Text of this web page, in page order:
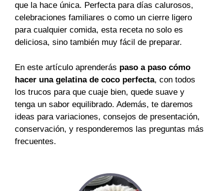
que la hace única. Perfecta para días calurosos,
celebraciones familiares o como un cierre ligero
para cualquier comida, esta receta no solo es
deliciosa, sino también muy fácil de preparar.
En este artículo aprenderás paso a paso cómo
hacer una gelatina de coco perfecta, con todos
los trucos para que cuaje bien, quede suave y
tenga un sabor equilibrado. Además, te daremos
ideas para variaciones, consejos de presentación,
conservación, y responderemos las preguntas más
frecuentes.